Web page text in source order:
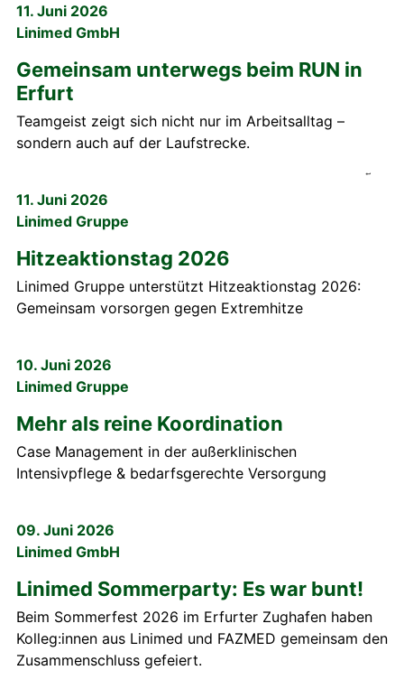
11. Juni 2026
Linimed GmbH
Gemeinsam unterwegs beim RUN in
Erfurt
Teamgeist zeigt sich nicht nur im Arbeitsalltag –
sondern auch auf der Laufstrecke.
11. Juni 2026
Linimed Gruppe
Hitzeaktionstag 2026
Linimed Gruppe unterstützt Hitzeaktionstag 2026:
Gemeinsam vorsorgen gegen Extremhitze
10. Juni 2026
Linimed Gruppe
Mehr als reine Koordination
Case Management in der außerklinischen
Intensivpflege & bedarfsgerechte Versorgung
09. Juni 2026
Linimed GmbH
Linimed Sommerparty: Es war bunt!
Beim Sommerfest 2026 im Erfurter Zughafen haben
Kolleg:innen aus Linimed und FAZMED gemeinsam den
Zusammenschluss gefeiert.